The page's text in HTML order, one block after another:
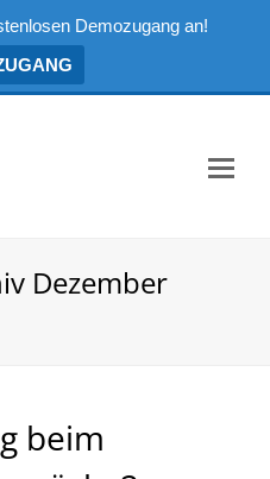
Demozugang an!
Dezember
beim